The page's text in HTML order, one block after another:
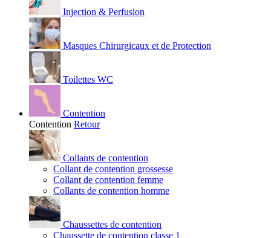
Injection & Perfusion
Masques Chirurgicaux et de Protection
Toilettes WC
Contention
Contention Retour
Collants de contention
Collant de contention grossesse
Collant de contention femme
Collants de contention homme
Chaussettes de contention
Chaussette de contention classe 1